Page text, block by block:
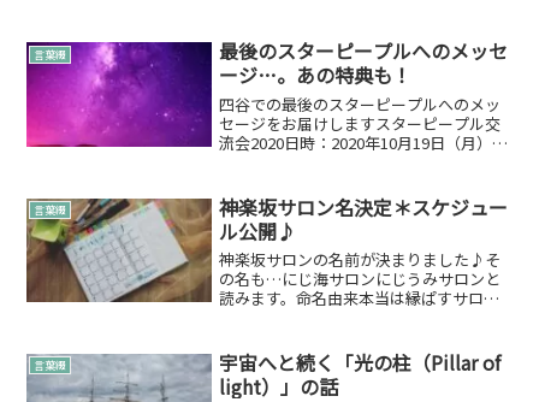
いいなと思い作らせていただきました。
どんな...
言葉綴
最後のスターピープルへのメッセ
ージ…。あの特典も！
四谷での最後のスターピープルへのメッ
セージをお届けしますスターピープル交
流会2020日時：2020年10月19日（月）
葉3-2-24 白富士ビルB1F）...
言葉綴
神楽坂サロン名決定＊スケジュー
ル公開♪
神楽坂サロンの名前が決まりました♪そ
の名も…にじ海サロンにじうみサロンと
読みます。命名由来本当は縁ぱすサロン
で使う予定があり縁ぱすのイメージを固
定させないようにしました...
言葉綴
宇宙へと続く「光の柱（Pillar of
light）」の話